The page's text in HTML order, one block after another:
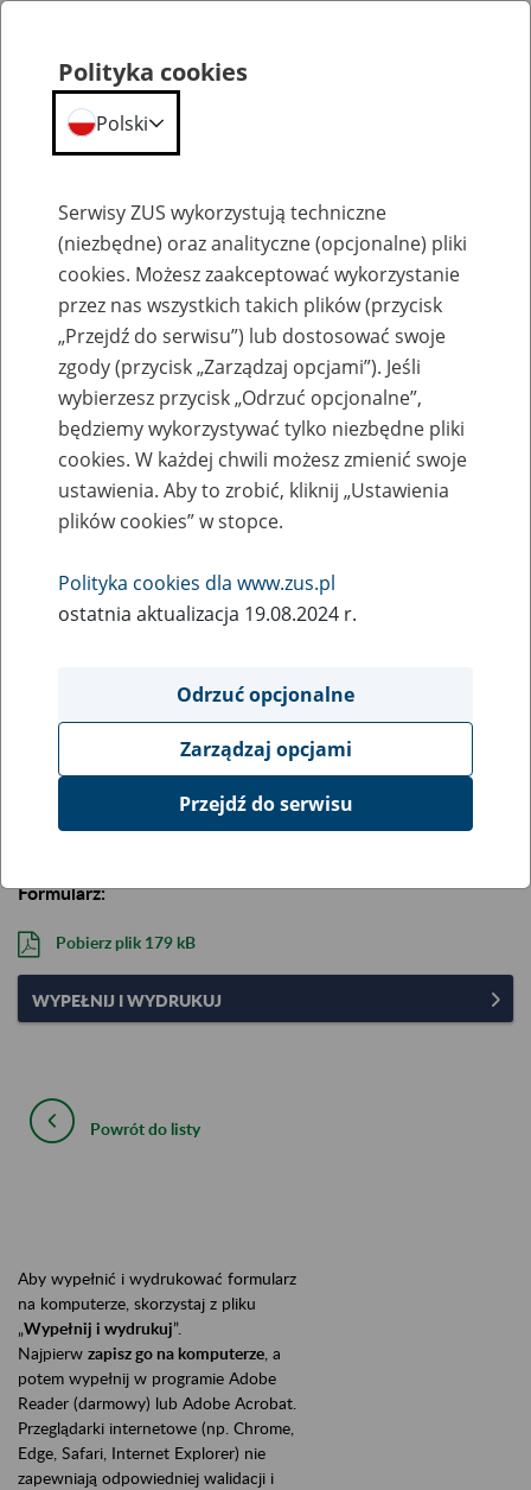
Przyznanie renty
Wywiad zawodowy OL-10
Opis:
Wywiad zawodowy
Aktualizacja formularza: 5 listopada 2021 r.
skorzystaj z pliku „Wypełnij i wydrukuj”.Najpierw zapisz go
Reader (darmowy) lub Adobe Acrobat. Przeglądarki
internetowe (np. Chrome, Edge, Safari, Internet Explorer)
nie zapewniają odpowiedniej walidacji i dostępności
formularzy.
Formularz:
Pobierz plik 179 kB
WYPEŁNIJ I WYDRUKUJ
Powrót do listy
Aby wypełnić i wydrukować formularz
na komputerze, skorzystaj z pliku
„Wypełnij i wydrukuj”.
Najpierw zapisz go na komputerze , a
potem wypełnij w programie Adobe
Reader (darmowy) lub Adobe Acrobat.
Przeglądarki internetowe (np. Chrome,
Edge, Safari, Internet Explorer) nie
zapewniają odpowiedniej walidacji i
Polityka cookies
Polski
Serwisy ZUS wykorzystują techniczne
(niezbędne) oraz analityczne (opcjonalne) pliki
cookies. Możesz zaakceptować wykorzystanie
przez nas wszystkich takich plików (przycisk
„Przejdź do serwisu”) lub dostosować swoje
zgody (przycisk „Zarządzaj opcjami”). Jeśli
wybierzesz przycisk „Odrzuć opcjonalne”,
będziemy wykorzystywać tylko niezbędne pliki
cookies. W każdej chwili możesz zmienić swoje
ustawienia. Aby to zrobić, kliknij „Ustawienia
plików cookies” w stopce.
Polityka cookies dla www.zus.pl
ostatnia aktualizacja 19.08.2024 r.
Odrzuć opcjonalne
Zarządzaj opcjami
Przejdź do serwisu